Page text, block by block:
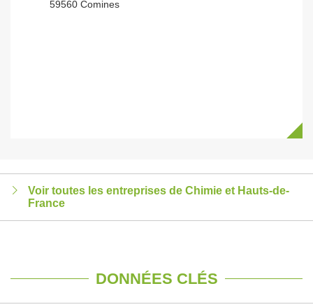
59560 Comines
Voir toutes les entreprises de Chimie et Hauts-de-
France
DONNÉES CLÉS